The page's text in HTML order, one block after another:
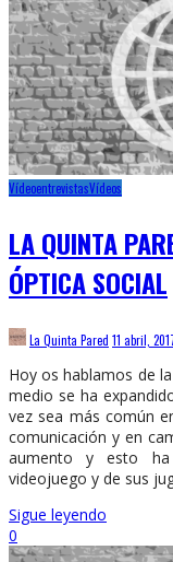
VídeoentrevistasVídeos
LA QUINTA
ÓPTICA SOCIAL
La Quinta Pared 11 abril,
Hoy os hablamos de
medio se ha
vez sea más común
comunicación y en
aumento y esto
videojuego y de sus
Sigue leyendo
0